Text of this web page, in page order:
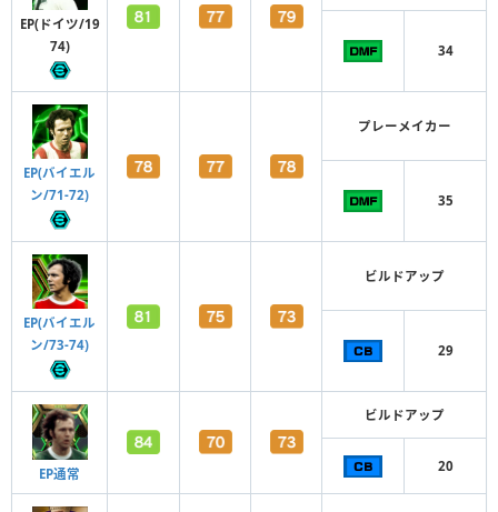
EP(ドイツ/19
74)
34
EP(バイエル
ン/71-72)
プレーメイカー
35
EP(バイエル
ン/73-74)
ビルドアップ
29
EP通常
ビルドアップ
20